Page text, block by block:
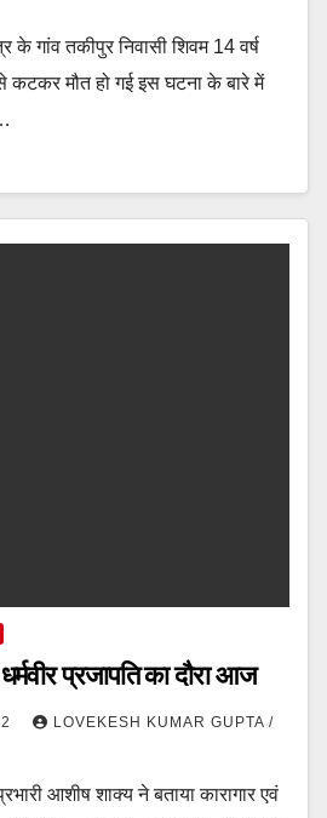
के गांव तकीपुर निवासी शिवम 14 वर्ष
कटकर मौत हो गई इस घटना के बारे में
प्रजापति का दौरा आज
LOVEKESH KUMAR GUPTA /
आशीष शाक्य ने बताया कारागार एवं